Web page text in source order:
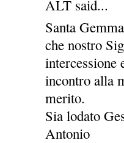
ALT said...
Santa
che nostro
intercessione
incontro alla
merito.
Sia lodato
Antonio